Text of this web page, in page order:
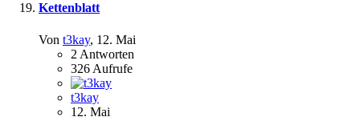
Kettenblatt
Von t3kay, 12. Mai
2 Antworten
326 Aufrufe
t3kay
12. Mai